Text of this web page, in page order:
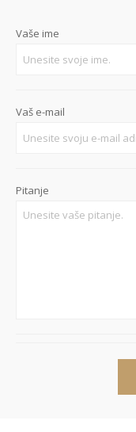
Vaše ime
Vaš e-mail
Pitanje